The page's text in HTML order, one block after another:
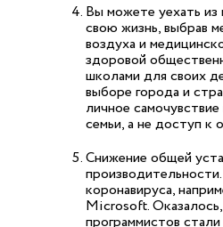
Вы можете уехать из
свою жизнь, выбрав
воздуха и
здоровой
школами для своих
выборе города и
личное
семьи, а не доступ к
Снижение общей
коронавируса,
Microsoft.
программистов